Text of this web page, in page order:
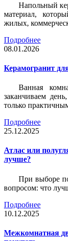
Напольный
материал,
жилых,
Подробнее
08.01.2026
Керамогранит
Ванная
заканчиваем
только
Подробнее
25.12.2025
Атлас или
лучше?
При выборе
вопросом: что
Подробнее
10.12.2025
Межкомнатная